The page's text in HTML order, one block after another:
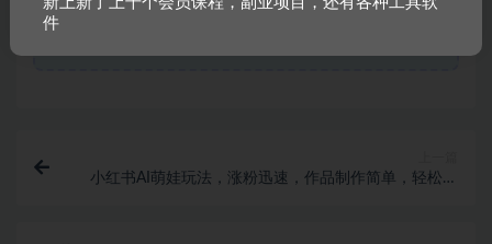
小红书AI萌娃玩法，涨粉迅速，作品制作简单，轻松月
件